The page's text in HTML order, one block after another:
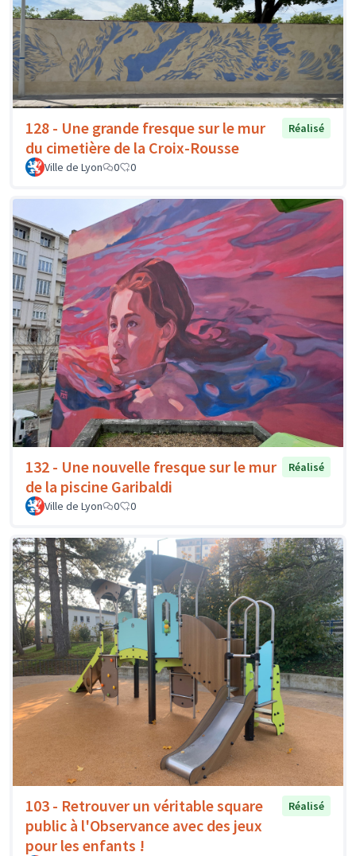
128 - Une grande fresque sur le mur
du cimetière de la Croix-Rousse
Réalisé
Ville de Lyon 0 0
132 - Une nouvelle fresque sur le mur
de la piscine Garibaldi
Réalisé
Ville de Lyon 0 0
103 - Retrouver un véritable square
public à l'Observance avec des jeux
pour les enfants !
Réalisé